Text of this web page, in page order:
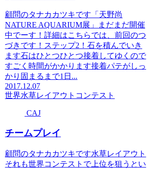
顧問のタナカカツキです「天野尚
NATURE AQUARIUM展」まだまだ開催
中でーす！詳細はこちらでは、前回のつ
づきです！ステップ2！石を積んでいき
ます石はひとつひとつ接着してゆくので
すごく時間がかかります接着パテがしっ
かり固まるまで1日...
2017.12.07
世界水草レイアウトコンテスト
CAJ
チームプレイ
顧問のタナカカツキです水草レイアウト
それも世界コンテストで上位を狙うとい